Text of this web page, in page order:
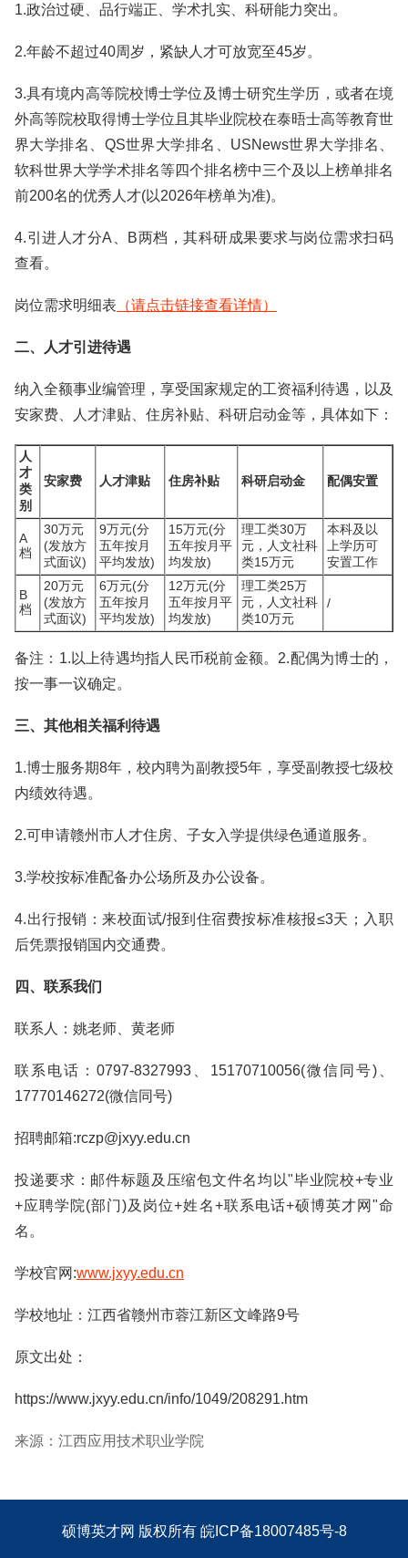
1.政治过硬、品行端正、学术扎实、科研能力突出。
2.年龄不超过40周岁，紧缺人才可放宽至45岁。
3.具有境内高等院校博士学位及博士研究生学历，或者在境
外高等院校取得博士学位且其毕业院校在泰晤士高等教育世
界大学排名、QS世界大学排名、USNews世界大学排名、
软科世界大学学术排名等四个排名榜中三个及以上榜单排名
前200名的优秀人才(以2026年榜单为准)。
4.引进人才分A、B两档，其科研成果要求与岗位需求扫码
查看。
岗位需求明细表 （请点击链接查看详情）
二、人才引进待遇
纳入全额事业编管理，享受国家规定的工资福利待遇，以及
安家费、人才津贴、住房补贴、科研启动金等，具体如下：
人
才
类
别
安家费 人才津贴 住房补贴 科研启动金 配偶安置
A
档
30万元
(发放方
式面议)
9万元(分
五年按月
平均发放)
15万元(分
五年按月平
均发放)
理工类30万
元，人文社科
类15万元
本科及以
上学历可
安置工作
B
档
20万元
(发放方
式面议)
6万元(分
五年按月
平均发放)
12万元(分
五年按月平
均发放)
理工类25万
元，人文社科
类10万元
/
备注：1.以上待遇均指人民币税前金额。2.配偶为博士的，
按一事一议确定。
三、其他相关福利待遇
1.博士服务期8年，校内聘为副教授5年，享受副教授七级校
内绩效待遇。
2.可申请赣州市人才住房、子女入学提供绿色通道服务。
3.学校按标准配备办公场所及办公设备。
4.出行报销：来校面试/报到住宿费按标准核报≤3天；入职
后凭票报销国内交通费。
四、联系我们
联系人：姚老师、黄老师
联系电话：0797-8327993、15170710056(微信同号)、
17770146272(微信同号)
招聘邮箱:rczp@jxyy.edu.cn
投递要求：邮件标题及压缩包文件名均以"毕业院校+专业
+应聘学院(部门)及岗位+姓名+联系电话+硕博英才网"命
名。
学校官网:www.jxyy.edu.cn
学校地址：江西省赣州市蓉江新区文峰路9号
原文出处：
https://www.jxyy.edu.cn/info/1049/208291.htm
来源：江西应用技术职业学院
硕博英才网 版权所有 皖ICP备18007485号-8